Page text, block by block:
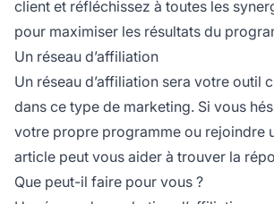
client et réfléchissez à toutes les
pour maximiser les résultats du
Un réseau d’affiliation
Un réseau d’affiliation sera votre outil
dans ce type de marketing. Si vous
votre propre programme ou rejoindre
article peut vous aider à trouver la
Que peut-il faire pour vous ?